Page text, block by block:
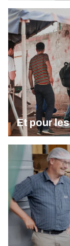
Et pour